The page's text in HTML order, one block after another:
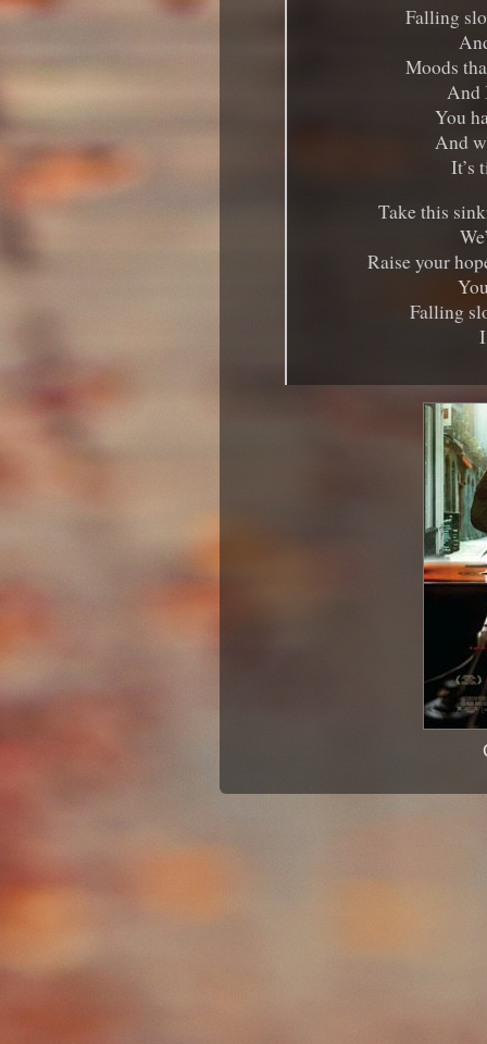
Falling
Moods
And
You
And
It’s
Take this
Raise your
Falling